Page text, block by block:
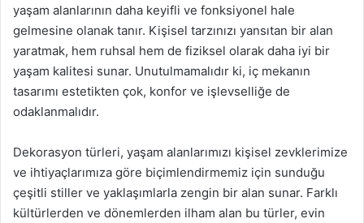
yaşam alanlarının daha keyifli ve fonksiyonel hale
gelmesine olanak tanır. Kişisel tarzınızı yansıtan bir alan
yaratmak, hem ruhsal hem de fiziksel olarak daha iyi bir
yaşam kalitesi sunar. Unutulmamalıdır ki, iç mekanın
tasarımı estetikten çok, konfor ve işlevselliğe de
odaklanmalıdır.
Dekorasyon türleri, yaşam alanlarımızı kişisel zevklerimize
ve ihtiyaçlarımıza göre biçimlendirmemiz için sunduğu
çeşitli stiller ve yaklaşımlarla zengin bir alan sunar. Farklı
kültürlerden ve dönemlerden ilham alan bu türler, evin